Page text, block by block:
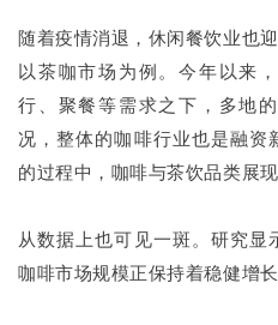
随着疫情消退，休闲餐饮业也迎
以茶咖市场为例。今年以来
行、聚餐等需求之下，多地
况，整体的咖啡行业也是融资
的过程中，咖啡与茶饮品类展
从数据上也可见一斑。研究显
咖啡市场规模正保持着稳健增长